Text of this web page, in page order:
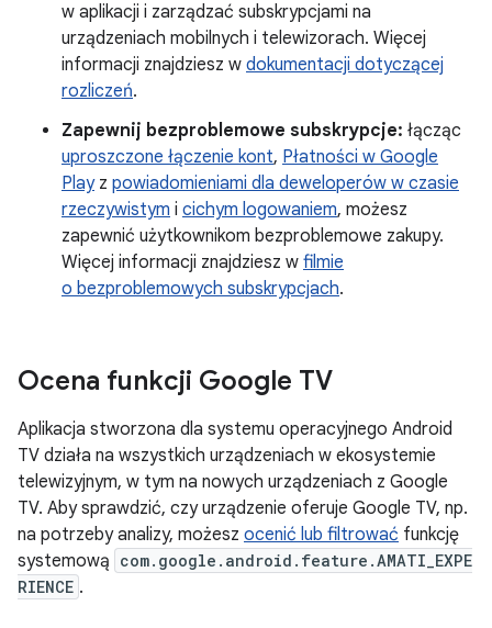
w aplikacji i zarządzać subskrypcjami na
urządzeniach mobilnych i telewizorach. Więcej
informacji znajdziesz w dokumentacji dotyczącej
rozliczeń.
Zapewnij bezproblemowe subskrypcje: łącząc
uproszczone łączenie kont, Płatności w Google
Playz powiadomieniami dla deweloperów w czasie
rzeczywistym i cichym logowaniem, możesz
zapewnić użytkownikom bezproblemowe zakupy.
Więcej informacji znajdziesz w filmie
o bezproblemowych subskrypcjach.
Ocena funkcji Google TV
Aplikacja stworzona dla systemu operacyjnego Android
TV działa na wszystkich urządzeniach w ekosystemie
telewizyjnym, w tym na nowych urządzeniach z Google
TV. Aby sprawdzić, czy urządzenie oferuje Google TV, np.
na potrzeby analizy, możesz ocenić lub filtrować funkcję
systemową com.google.android.feature.AMATI_EXPE
RIENCE .